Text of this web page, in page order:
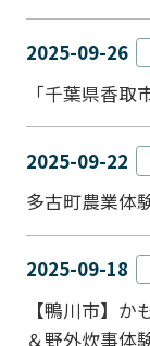
2025-09-26
「千葉県香
2025-09-22
多古町農業体
2025-09-18
【鴨川市】
＆野外炊事体